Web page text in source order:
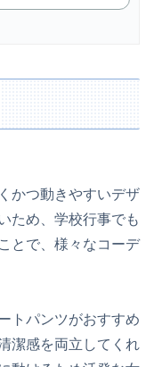
かつ動きやすいデザ
ため、学校行事でも
ことで、様々なコーデ
トパンツがおすすめ
潔感を両立してくれ